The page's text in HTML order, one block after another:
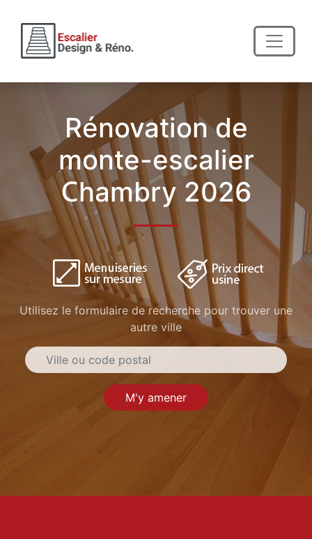
Rénovation de
monte-escalier
Chambry 2026
Utilisez le formulaire de recherche pour trouver une
autre ville
M'y amener